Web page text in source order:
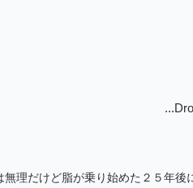
無理だけど脂が乗り始めた２５年後